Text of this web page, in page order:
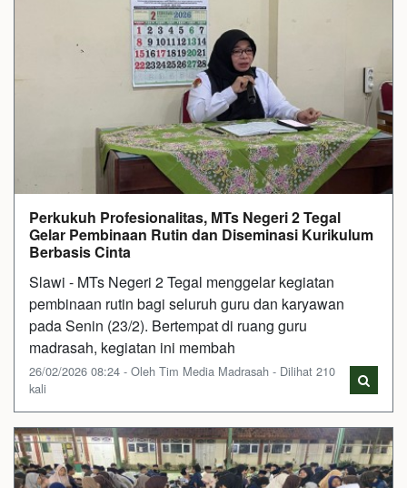
Perkukuh Profesionalitas, MTs Negeri 2 Tegal
Gelar Pembinaan Rutin dan Diseminasi Kurikulum
Berbasis Cinta
Slawi - MTs Negeri 2 Tegal menggelar kegiatan
pembinaan rutin bagi seluruh guru dan karyawan
pada Senin (23/2). Bertempat di ruang guru
madrasah, kegiatan ini membah
26/02/2026 08:24 - Oleh Tim Media Madrasah - Dilihat 210
kali